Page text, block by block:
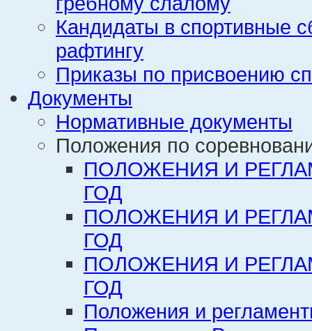
Кандидаты в спортивные
рафтингу
Приказы по присвоению
Документы
Нормативные документы
Положения по
ПОЛОЖЕНИЯ И
ГОД
ПОЛОЖЕНИЯ И
ГОД
ПОЛОЖЕНИЯ И
ГОД
Положения и